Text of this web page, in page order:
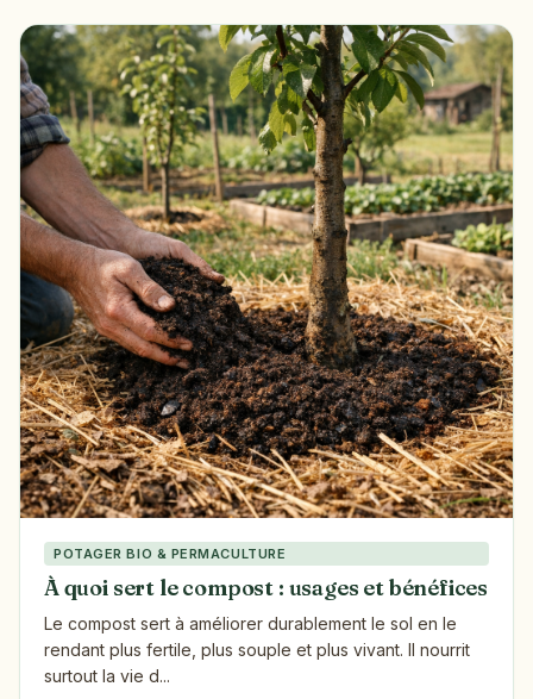
POTAGER BIO & PERMACULTURE
À quoi sert le compost : usages et bénéfices
Le compost sert à améliorer durablement le sol en le
rendant plus fertile, plus souple et plus vivant. Il nourrit
surtout la vie d...